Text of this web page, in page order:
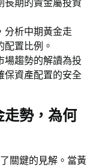
長期的貴金屬投資
分析中期黃金走
置比例。
場趨勢的解讀為投
保資產配置的安全
走勢，為何
關鍵的見解。當黃